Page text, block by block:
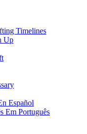
Timelines
Up
Español
Em Português